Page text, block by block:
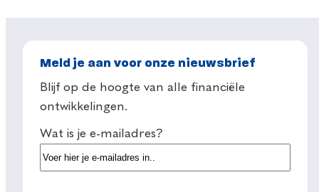
Meld je aan voor onze nieuwsbrief
Blijf op de hoogte van alle financiële
ontwikkelingen.
Wat is je e-mailadres?